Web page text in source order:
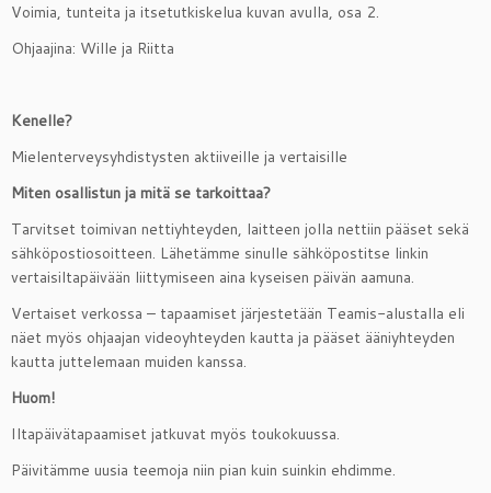
Voimia, tunteita ja itsetutkiskelua kuvan avulla, osa 2.
Ohjaajina: Wille ja Riitta
Kenelle?
Mielenterveysyhdistysten aktiiveille ja vertaisille
Miten osallistun ja mitä se tarkoittaa?
Tarvitset toimivan nettiyhteyden, laitteen jolla nettiin pääset sekä
sähköpostiosoitteen. Lähetämme sinulle sähköpostitse linkin
vertaisiltapäivään liittymiseen aina kyseisen päivän aamuna.
Vertaiset verkossa – tapaamiset järjestetään Teamis-alustalla eli
näet myös ohjaajan videoyhteyden kautta ja pääset ääniyhteyden
kautta juttelemaan muiden kanssa.
Huom!
Iltapäivätapaamiset jatkuvat myös toukokuussa.
Päivitämme uusia teemoja niin pian kuin suinkin ehdimme.